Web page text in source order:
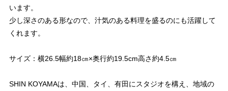
います。
少し深さのある形なので、汁気のある料理を盛るのにも活躍して
くれます。
サイズ：横26.5幅約18㎝×奥行約19.5cm高さ約4.5㎝
SHIN KOYAMAは、中国、タイ、有田にスタジオを構え、地域の